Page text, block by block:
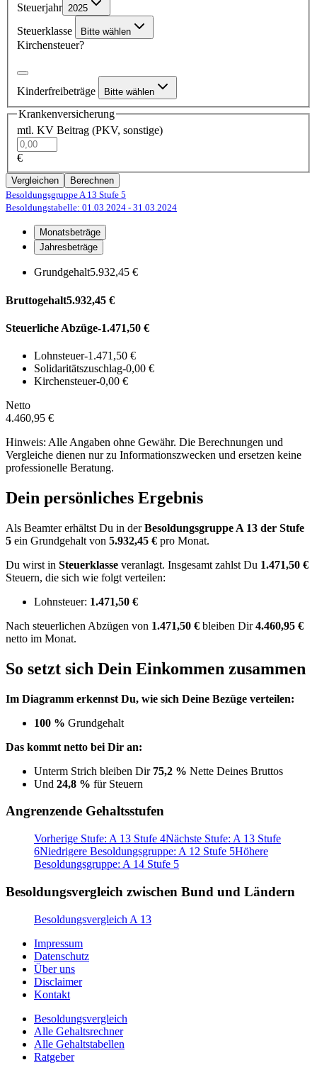
Steuerjahr 2025
Steuerklasse Bitte wählen
Kirchensteuer?
Kinderfreibeträge Bitte wählen
Krankenversicherung
mtl. KV Beitrag (PKV, sonstige)
€
Vergleichen
Berechnen
Besoldungsgruppe A 13 Stufe 5
Besoldungstabelle: 01.03.2024 - 31.03.2024
Monatsbeträge
Jahresbeträge
Grundgehalt5.932,45 €
Bruttogehalt5.932,45 €
Steuerliche Abzüge-1.471,50 €
Lohnsteuer-1.471,50 €
Solidaritätszuschlag-0,00 €
Kirchensteuer-0,00 €
Netto
4.460,95 €
Hinweis: Alle Angaben ohne Gewähr. Die Berechnungen und
Vergleiche dienen nur zu Informationszwecken und ersetzen keine
professionelle Beratung.
Dein persönliches Ergebnis
Als Beamter erhältst Du in derBesoldungsgruppe A 13 der Stufe
5 ein Grundgehalt von 5.932,45 € pro Monat.
Du wirst in Steuerklasse veranlagt. Insgesamt zahlst Du 1.471,50 €
Steuern, die sich wie folgt verteilen:
Lohnsteuer: 1.471,50 €
Nach steuerlichen Abzügen von 1.471,50 € bleiben Dir4.460,95 €
netto im Monat.
So setzt sich Dein Einkommen zusammen
Im Diagramm erkennst Du, wie sich Deine Bezüge verteilen:
100 % Grundgehalt
Das kommt netto bei Dir an:
Unterm Strich bleiben Dir 75,2 % Nette Deines Bruttos
Und 24,8 % für Steuern
Angrenzende Gehaltsstufen
Vorherige Stufe: A 13 Stufe 4Nächste Stufe: A 13 Stufe
6Niedrigere Besoldungsgruppe: A 12 Stufe 5Höhere
Besoldungsgruppe: A 14 Stufe 5
Besoldungsvergleich zwischen Bund und Ländern
Besoldungsvergleich A 13
Impressum
Datenschutz
Über uns
Disclaimer
Kontakt
Besoldungsvergleich
Alle Gehaltsrechner
Alle Gehaltstabellen
Ratgeber